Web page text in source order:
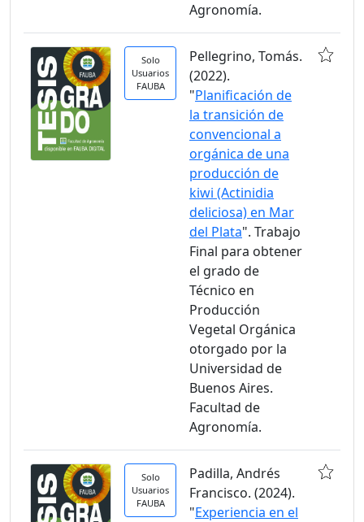
Agronomía.
Solo
Usuarios
FAUBA
Pellegrino, Tomás.
(2022).
"Planificación de
la transición de
convencional a
orgánica de una
producción de
kiwi (Actinidia
deliciosa) en Mar
del Plata". Trabajo
Final para obtener
el grado de
Técnico en
Producción
Vegetal Orgánica
otorgado por la
Universidad de
Buenos Aires.
Facultad de
Agronomía.
Solo
Usuarios
FAUBA
Padilla, Andrés
Francisco. (2024).
"Experiencia en el